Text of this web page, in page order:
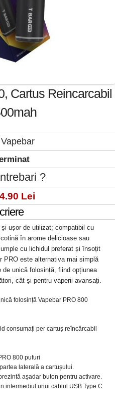
Cartus Reincarcabil
Vapebar
?
Lei
ușor de utilizat; compatibil cu
în arome delicioase sau
cu lichidul preferat și însoțit
PRO este alternativa mai simplă
unică folosință, fiind opțiunea
cât și pentru vaperii avansați.
folosință Vapebar PRO 800
consumați per cartuș reîncărcabil
800 pufuri
laterală a cartușului.
așadar buton pentru activare.
intermediul unui cablul USB Type C